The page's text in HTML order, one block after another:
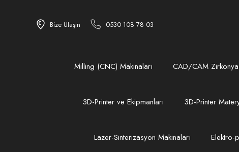
Bize Ulaşın 0530 108 78 03
Milling (CNC) Makinaları CAD/CAM
3D-Printer ve Ekipmanları 3D-Printer
Lazer-Sinterizasyon Makinaları Elektro-